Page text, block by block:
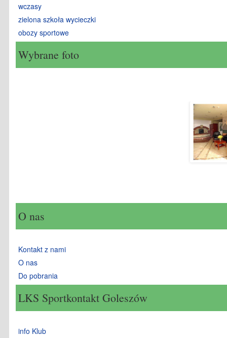
wczasy
zielona szkoła wycieczki
obozy sportowe
Wybrane foto
O nas
Kontakt z nami
O nas
Do pobrania
LKS Sportkontakt Goleszów
info Klub